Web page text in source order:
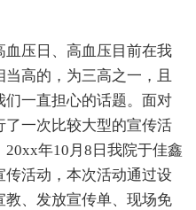
压日、高血压目前在我
高的，为三高之一，且
一直担心的话题。面对
一次比较大型的宣传活
年10月8日我院于佳鑫
活动，本次活动通过设
、发放宣传单、现场免